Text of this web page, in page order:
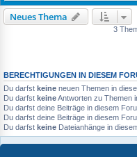
Neues Thema
3
BERECHTIGUNGEN IN DIESEM
Du darfst keine neuen Themen in
Du darfst keineAntworten zu Themen
Du darfst deine Beiträge in diesem
Du darfst deine Beiträge in diesem
Du darfst keine Dateianhänge in